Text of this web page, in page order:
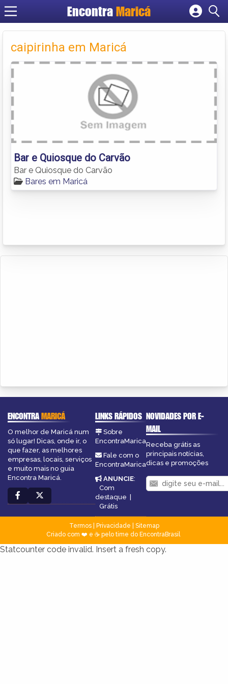
EncontraMaricá
Cadastrar empresa
Criar conta
caipirinha em Maricá
Bar e Quiosque do Carvão
Bar e Quiosque do Carvão
Bares em Maricá
ENCONTRAMARICÁ
O melhor de Maricá num
só lugar! Dicas, onde ir, o
que fazer, as melhores
empresas, locais, serviços
e muito mais no guia
Encontra Maricá.
LINKS RÁPIDOS
Sobre
EncontraMarica
Fale com o
EncontraMarica
ANUNCIE:
Com
destaque |
Grátis
NOVIDADES POR E-
MAIL
Receba grátis as
principais notícias,
dicas e promoções
Termos| Privacidade
Sitemap
Criado com ❤️ e ☕ pelo time do EncontraBrasil
Statcounter code invalid. Insert a fresh copy.